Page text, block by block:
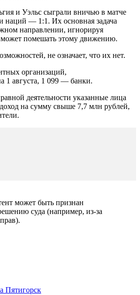
и Уэльс сыграли вничью в матче
наций — 1:1. Их основная задача
направлении, игнорируя
помешать этому движению.
не означает, что их нет.
организаций,
1 августа, 1 099 — банки.
деятельности указанные лица
на сумму свыше 7,7 млн рублей,
может быть признан
суда (например, из-за
Пятигорск